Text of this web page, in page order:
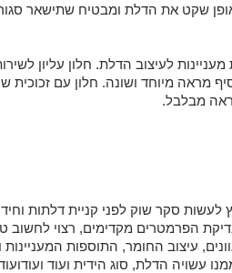
שקט את הדלת ומבטיח שתישאר
לעיצוב הדלת. חלון עליון
מראה מיוחד ושונה. חלון עם זכוכית
מבלבל.
לעשות סקר שוק לפני קניית דלתות
הפרמטרים מקדימים, רצוי לחשוב
עיצוב החומר, התוספות
עשויה הדלת, סוג הידית ועוד